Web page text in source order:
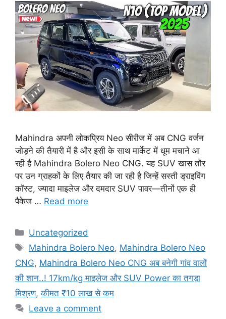
Mahindra अपनी लोकप्रिय Neo सीरीज में अब CNG वर्जन
जोड़ने की तैयारी में है और इसी के साथ मार्केट में धूम मचाने आ
रही है Mahindra Bolero Neo CNG. यह SUV खास तौर
पर उन ग्राहकों के लिए तैयार की जा रही है जिन्हें सस्ती ड्राइविंग
कॉस्ट, ज्यादा माइलेज और दमदार SUV पावर—तीनों एक ही
पैकेज … Read more
Categories
Uncategorized
Tags
Mahindra Bolero Neo, Mahindra Bolero Neo
CNG, Mahindra Bolero Neo CNG अब बनेगी गांव वालों
की शान..! 17km/kg माइलेज और SUV Power का तगड़ा
मिश्रण,कीमत ₹10 लाख से कम
Leave a comment